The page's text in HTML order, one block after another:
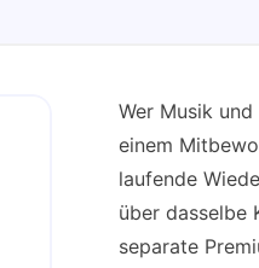
Wer Musik
einem
laufende
über dasselbe
separate